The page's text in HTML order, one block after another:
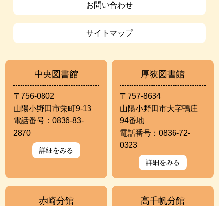
お問い合わせ
サイトマップ
中央図書館
〒756-0802
山陽小野田市栄町9-13
電話番号：0836-83-
2870
詳細をみる
厚狭図書館
〒757-8634
山陽小野田市大字鴨庄
94番地
電話番号：0836-72-
0323
詳細をみる
赤崎分館 高千帆分館